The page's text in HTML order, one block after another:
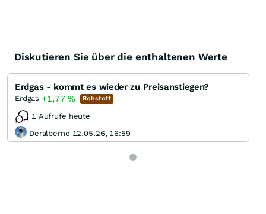
Diskutieren Sie über die enthaltenen Werte
Erdgas - kommt es wieder zu Preisanstiegen?
Erdgas +1,77% Rohstoff
1 Aufrufe heute
Deralberne 12.05.26, 16:59